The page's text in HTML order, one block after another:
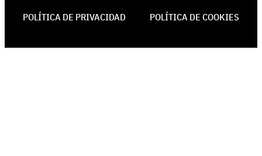
POLÍTICA DE PRIVACIDAD POLÍTICA DE COOKIES